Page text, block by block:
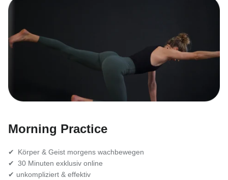
Morning Practice
✔ Körper & Geist morgens wachbewegen
✔ 30 Minuten exklusiv online
✔ unkompliziert & effektiv